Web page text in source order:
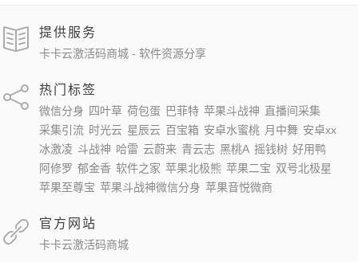
提供服务
卡卡云激活码商城 - 软件资源分享
热门标签
微信分身 四叶草 荷包蛋 巴菲特 苹果斗战神 直播间采集
采集引流 时光云 星辰云 百宝箱 安卓水蜜桃 月中舞 安卓xx
冰激凌 斗战神 哈雷 云蔚来 青云志 黑桃A 摇钱树 好用鸭
阿修罗 郁金香 软件之家 苹果北极熊 苹果二宝 双号北极星
苹果至尊宝 苹果斗战神微信分身 苹果音悦微商
官方网站
卡卡云激活码商城